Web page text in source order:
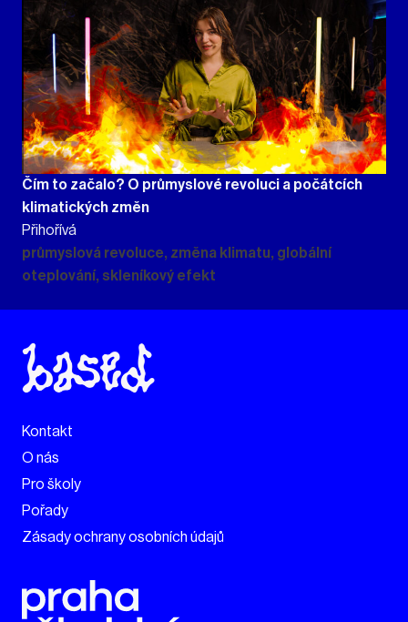
Čím to začalo? O průmyslové revoluci a počátcích
klimatických změn
Přihořívá
průmyslová revoluce, změna klimatu, globální
oteplování, skleníkový efekt
Kontakt
O nás
Pro školy
Pořady
Zásady ochrany osobních údajů